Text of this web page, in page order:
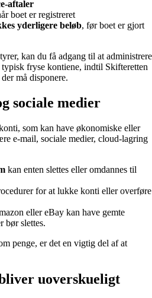
aftaler
boet er registreret
yderligere beløb, før boet er gjort
kan du få adgang til at administrere
fryse kontiene, indtil Skifteretten
må disponere.
sociale medier
som kan have økonomiske eller
e-mail, sociale medier, cloud-lagring
kan enten slettes eller omdannes til
for at lukke konti eller overføre
eller eBay kan have gemte
bør slettes.
penge, er det en vigtig del af at
uoverskueligt